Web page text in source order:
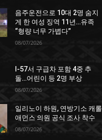
음주운전으로 10대 2명 숨지
게 한 여성 징역 11년…유족
“형량 너무 가볍다”
08/07/2026
I-57서 구급차 포함 4중 추
돌…어린이 등 2명 부상
08/07/2026
일리노이 하원, 연방기소 캐롤
애먼스 의원 공식 조사 착수
08/07/2026